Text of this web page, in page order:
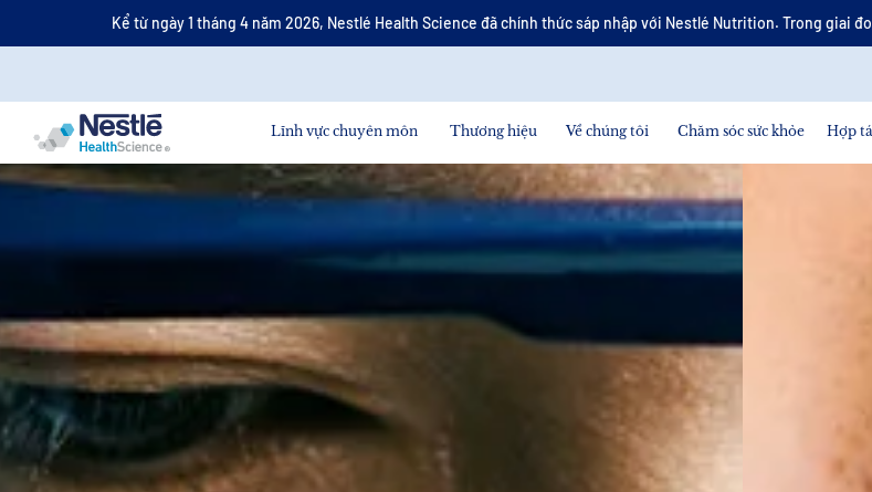
Kể từ ngày 1 tháng 4 năm 2026, Nestlé Health Science đã chính thức sáp nhập với Nestlé Nutrition. Trong giai
Skip to main content
dung
kiếm
Lĩnh vực chuyên môn Thương hiệu Về chúng tôi Chăm sóc sức khỏe Hợp